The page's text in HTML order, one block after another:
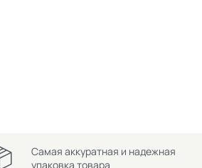
Самая аккуратная и надежная
упаковка товара